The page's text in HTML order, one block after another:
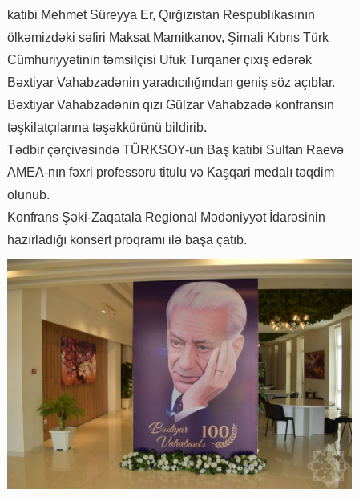
katibi Mehmet Süreyya Er, Qırğızıstan Respublikasının
ölkəmizdəki səfiri Maksat Mamitkanov, Şimali Kıbrıs Türk
Cümhuriyyətinin təmsilçisi Ufuk Turqaner çıxış edərək
Bəxtiyar Vahabzadənin yaradıcılığından geniş söz açıblar.
Bəxtiyar Vahabzadənin qızı Gülzar Vahabzadə konfransın
təşkilatçılarına təşəkkürünü bildirib.
Tədbir çərçivəsində TÜRKSOY-un Baş katibi Sultan Raevə
AMEA-nın fəxri professoru titulu və Kaşqari medalı təqdim
olunub.
Konfrans Şəki-Zaqatala Regional Mədəniyyət İdarəsinin
hazırladığı konsert proqramı ilə başa çatıb.